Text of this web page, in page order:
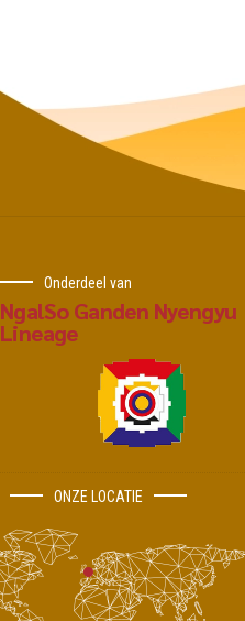
Onderdeel van
NgalSo Ganden Nyengyu
Lineage
ONZE LOCATIE